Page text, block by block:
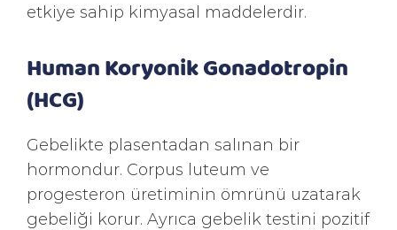
etkiye sahip kimyasal maddelerdir.
Human Koryonik Gonadotropin
(HCG)
Gebelikte plasentadan salınan bir
hormondur. Corpus luteum ve
progesteron üretiminin ömrünü uzatarak
gebeliği korur. Ayrıca gebelik testini pozitif